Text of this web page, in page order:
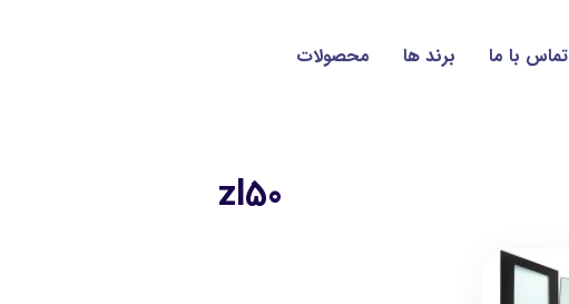
تماس با ما برند ها محصولات
zl50